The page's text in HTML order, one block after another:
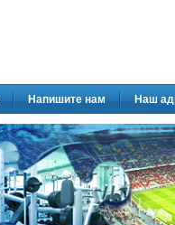
Напишите нам Наш